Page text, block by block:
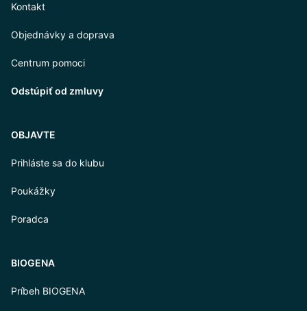
Kontakt
Objednávky a doprava
Centrum pomoci
Odstúpiť od zmluvy
OBJAVTE
Prihláste sa do klubu
Poukážky
Poradca
BIOGENA
Príbeh BIOGENA